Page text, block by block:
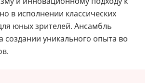
в исполнении классических
юных зрителей. Ансамбль
создании уникального опыта во